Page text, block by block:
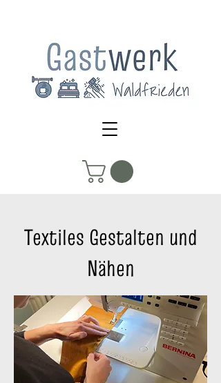
Textiles Gestalten und
Nähen